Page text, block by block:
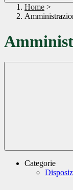
Home >
Categorie